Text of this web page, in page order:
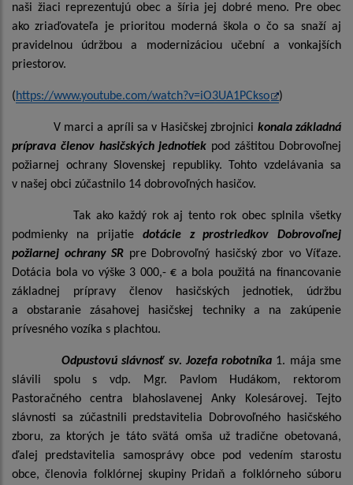
naši žiaci reprezentujú obec a šíria jej dobré meno. Pre obec
ako zriaďovateľa je prioritou moderná škola o čo sa snaží aj
pravidelnou údržbou a modernizáciou učební a vonkajších
priestorov.
(https://www.youtube.com/watch?v=iO3UA1PCkso )
V marci a apríli sa v Hasičskej zbrojnici konala základná
príprava členov hasičských jednotiek pod záštitou Dobrovoľnej
požiarnej ochrany Slovenskej republiky. Tohto vzdelávania sa
v našej obci zúčastnilo 14 dobrovoľných hasičov.
Tak ako každý rok aj tento rok obec splnila všetky
podmienky na prijatie dotácie z prostriedkov Dobrovoľnej
požiarnej ochrany SR pre Dobrovoľný hasičský zbor vo Víťaze.
Dotácia bola vo výške 3 000,- € a bola použitá na financovanie
základnej prípravy členov hasičských jednotiek, údržbu
a obstaranie zásahovej hasičskej techniky a na zakúpenie
prívesného vozíka s plachtou.
Odpustovú slávnosť sv. Jozefa robotníka 1. mája sme
slávili spolu s vdp. Mgr. Pavlom Hudákom, rektorom
Pastoračného centra blahoslavenej Anky Kolesárovej. Tejto
slávnosti sa zúčastnili predstavitelia Dobrovoľného hasičského
zboru, za ktorých je táto svätá omša už tradične obetovaná,
ďalej predstavitelia samosprávy obce pod vedením starostu
obce, členovia folklórnej skupiny Pridaň a folklórneho súboru